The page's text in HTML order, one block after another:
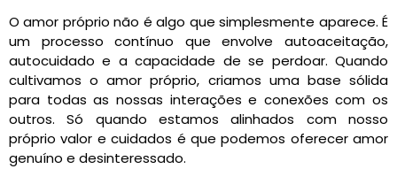
O amor próprio não é algo que simplesmente aparece. É
um processo contínuo que envolve autoaceitação,
autocuidado e a capacidade de se perdoar. Quando
cultivamos o amor próprio, criamos uma base sólida
para todas as nossas interações e conexões com os
outros. Só quando estamos alinhados com nosso
próprio valor e cuidados é que podemos oferecer amor
genuíno e desinteressado.